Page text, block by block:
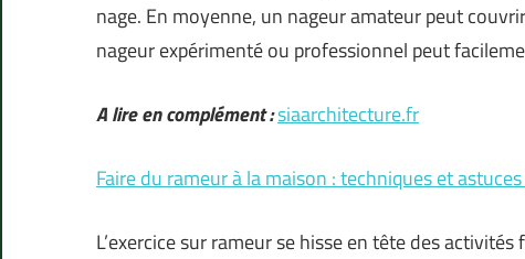
nage. En moyenne, un nageur amateur peut
nageur expérimenté ou professionnel peut
A lire en complément :siaarchitecture.fr
Faire du rameur à la maison : techniques et
L’exercice sur rameur se hisse en tête des